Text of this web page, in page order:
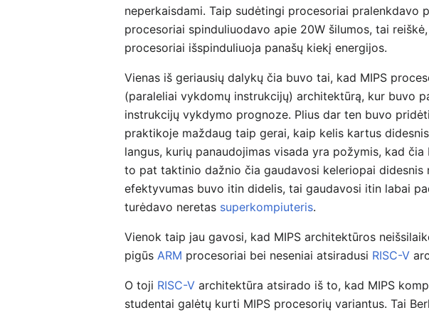
neperkaisdami. Taip sudėtingi procesoriai
procesoriai spinduliuodavo apie 20W šilumos, tai
procesoriai išspinduliuoja panašų kiekį energijos.
Vienas iš geriausių dalykų čia buvo tai, kad MIPS
(paraleliai vykdomų instrukcijų) architektūrą, kur buvo
instrukcijų vykdymo prognoze. Plius dar ten buvo
praktikoje maždaug taip gerai, kaip kelis kartus
langus, kurių panaudojimas visada yra požymis, kad
to pat taktinio dažnio čia gaudavosi keleriopai didesnis
efektyvumas buvo itin didelis, tai gaudavosi itin labai
turėdavo neretas superkompiuteris.
Vienok taip jau gavosi, kad MIPS architektūros
pigūsARM procesoriai bei neseniai atsiradusi RISC-V
O toji RISC-V architektūra atsirado iš to, kad MIPS
studentai galėtų kurti MIPS procesorių variantus. Tai